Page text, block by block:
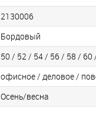
2130006
Бордовый
50 / 52 / 54 / 56 / 58 /
офисное / деловое /
Осень/весна